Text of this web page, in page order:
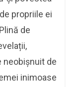
propriile ei
de
de
inimoase